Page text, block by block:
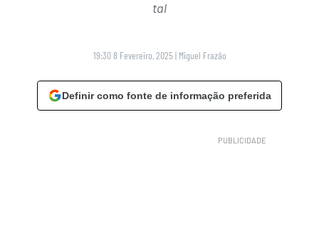
tal
19:30 8 Fevereiro, 2025 | Miguel Frazão
Definir como fonte de informação preferida